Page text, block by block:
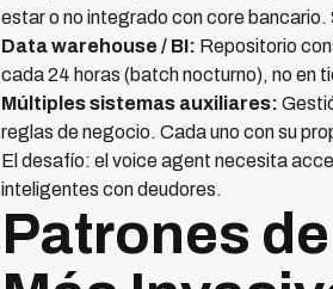
estar o no integrado con core
Data warehouse / BI: Repositorio
cada 24 horas (batch nocturno), no en
Múltiples sistemas auxiliares:
reglas de negocio. Cada uno con su
El desafío: el voice agent necesita
inteligentes con deudores.
Patrones